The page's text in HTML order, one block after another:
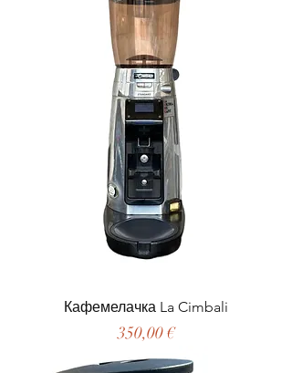
Кафемелачка La Cimbali
Цена
350,00 €